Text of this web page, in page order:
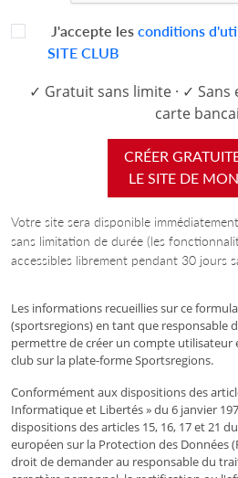
J'accepte les conditions
SITE CLUB
✓ Gratuit sans limite · ✓ Sans
carte
CRÉER
LE SITE DE
Votre site sera disponible
sans limitation de durée (les
accessibles librement pendant 30 jours
Les informations recueillies sur ce
(sportsregions) en tant que responsable
permettre de créer un compte utilisateur
club sur la plate-forme Sportsregions.
Conformément aux dispositions des
Informatique et Libertés » du 6 janvier
dispositions des articles 15, 16, 17 et 21
européen sur la Protection des Données
droit de demander au responsable du